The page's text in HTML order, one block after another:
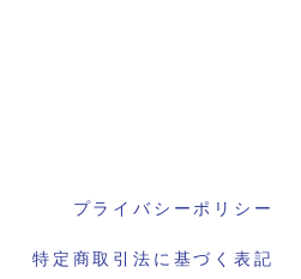
プライバシーポリシー
特定商取引法に基づく表記